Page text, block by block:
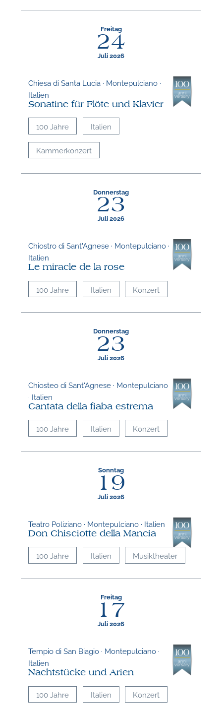
Freitag
24
Juli 2026
Chiesa di Santa Lucia · Montepulciano ·
Italien
Sonatine für Flöte und Klavier
100 Jahre Italien
Kammerkonzert
Donnerstag
23
Juli 2026
Chiostro di Sant'Agnese · Montepulciano ·
Italien
Le miracle de la rose
100 Jahre Italien Konzert
Donnerstag
23
Juli 2026
Chiosteo di Sant'Agnese · Montepulciano
· Italien
Cantata della fiaba estrema
100 Jahre Italien Konzert
Sonntag
19
Juli 2026
Teatro Poliziano · Montepulciano · Italien
Don Chisciotte della Mancia
100 Jahre Italien Musiktheater
Freitag
17
Juli 2026
Tempio di San Biagio · Montepulciano ·
Italien
Nachtstücke und Arien
100 Jahre Italien Konzert